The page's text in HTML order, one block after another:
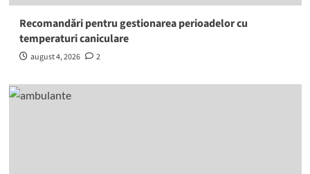
Recomandări pentru gestionarea perioadelor cu
temperaturi caniculare
august 4, 2026 2